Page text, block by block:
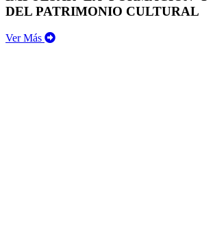
DEL PATRIMONIO CULTURAL
Ver Más